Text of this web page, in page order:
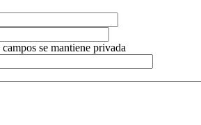
se mantiene privada